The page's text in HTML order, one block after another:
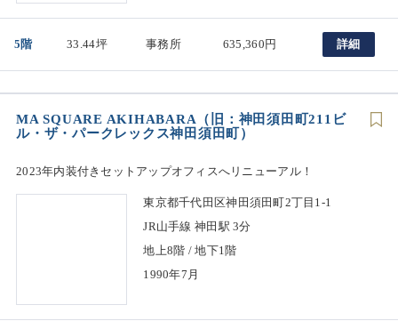
5階 33.44坪 事務所 635,360円 詳細
MA SQUARE AKIHABARA（旧：神田須田町211ビ
ル・ザ・パークレックス神田須田町）
2023年内装付きセットアップオフィスへリニューアル！
東京都千代田区神田須田町2丁目1-1
JR山手線 神田駅 3分
地上8階 / 地下1階
1990年7月